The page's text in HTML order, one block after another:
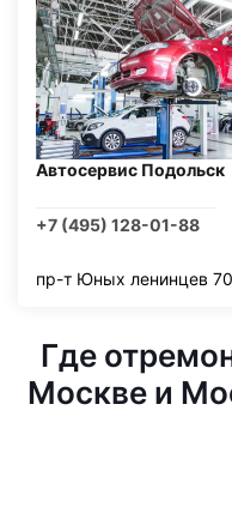
Автосервис Подольск
+7 (495) 128-01-88
пр-т Юных ленинцев
Где
Москве и